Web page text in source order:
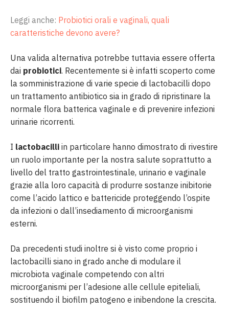
Leggi anche: Probiotici orali e vaginali, quali
caratteristiche devono avere?
Una valida alternativa potrebbe tuttavia essere offerta
dai probiotici. Recentemente si è infatti scoperto come
la somministrazione di varie specie di lactobacilli dopo
un trattamento antibiotico sia in grado di ripristinare la
normale flora batterica vaginale e di prevenire infezioni
urinarie ricorrenti.
I lactobacilli in particolare hanno dimostrato di rivestire
un ruolo importante per la nostra salute soprattutto a
livello del tratto gastrointestinale, urinario e vaginale
grazie alla loro capacità di produrre sostanze inibitorie
come l’acido lattico e battericide proteggendo l’ospite
da infezioni o dall’insediamento di microorganismi
esterni.
Da precedenti studi inoltre si è visto come proprio i
lactobacilli siano in grado anche di modulare il
microbiota vaginale competendo con altri
microorganismi per l’adesione alle cellule epiteliali,
sostituendo il biofilm patogeno e inibendone la crescita.